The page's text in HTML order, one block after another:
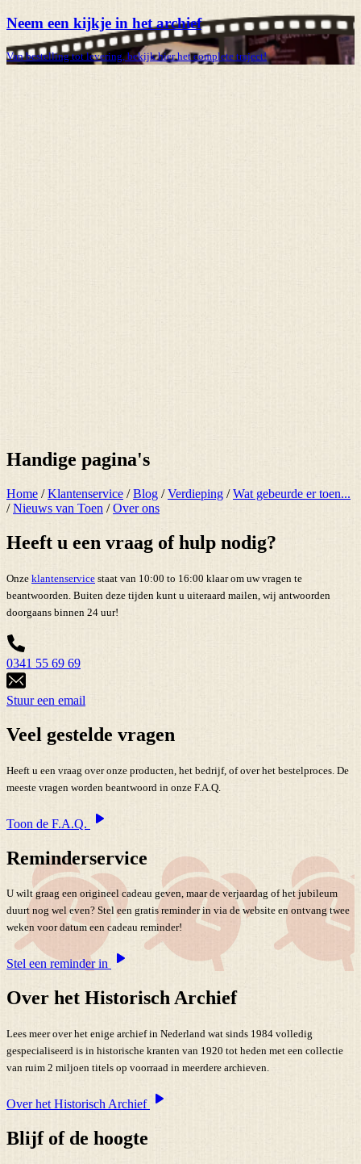
Neem een kijkje in het archief
Van bestelling tot levering, bekijk hier het complete traject!
Handige pagina's
Home /Klantenservice /Blog /Verdieping /Wat gebeurde er toen...
/Nieuws van Toen /Over ons
Heeft u een vraag of hulp nodig?
Onze klantenservice staat van 10:00 to 16:00 klaar om uw vragen te
beantwoorden. Buiten deze tijden kunt u uiteraard mailen, wij antwoorden
doorgaans binnen 24 uur!
0341 55 69 69
Stuur een email
Veel gestelde vragen
Heeft u een vraag over onze producten, het bedrijf, of over het bestelproces. De
meeste vragen worden beantwoord in onze F.A.Q.
Toon de F.A.Q.
Reminderservice
U wilt graag een origineel cadeau geven, maar de verjaardag of het jubileum
duurt nog wel even? Stel een gratis reminder in via de website en ontvang twee
weken voor datum een cadeau reminder!
Stel een reminder in
Over het Historisch Archief
Lees meer over het enige archief in Nederland wat sinds 1984 volledig
gespecialiseerd is in historische kranten van 1920 tot heden met een collectie
van ruim 2 miljoen titels op voorraad in meerdere archieven.
Over het Historisch Archief
Blijf of de hoogte